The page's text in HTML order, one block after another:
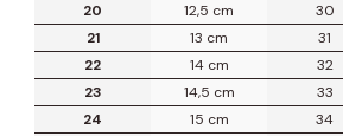
20
12,5 cm 30
21
13 cm 31
22
14 cm 32
23
14,5 cm 33
24
15 cm 34